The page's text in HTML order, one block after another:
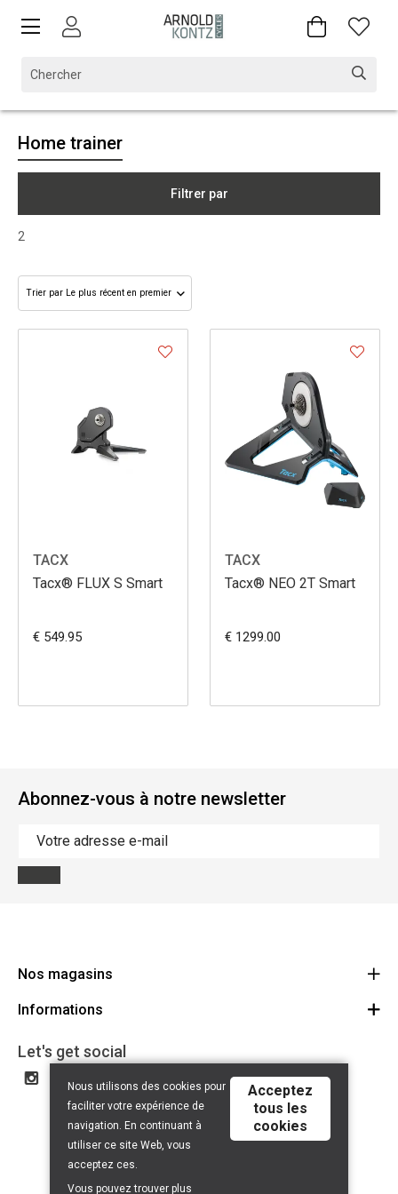
Home trainer
Filtrer par
2
TACX
Tacx® FLUX S Smart
€ 549.95
TACX
Tacx® NEO 2T Smart
€ 1299.00
Abonnez-vous à notre newsletter
Nos magasins
Cycles Arnold Kontz Gare / Bonnevoie
+352 40 96 74 214 / +352 40 96 74 215
LU 24502609
Informations
Conditions générales
Avertissement
Politique de confidentialité
Let's get social
Nous utilisons des cookies pour
faciliter votre expérience de
navigation. En continuant à
utiliser ce site Web, vous
acceptez ces.
Vous pouvez trouver plus
Acceptez
tous les
cookies